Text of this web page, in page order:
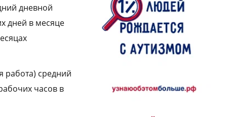
дневной
дней в месяце
работа) средний
часов в